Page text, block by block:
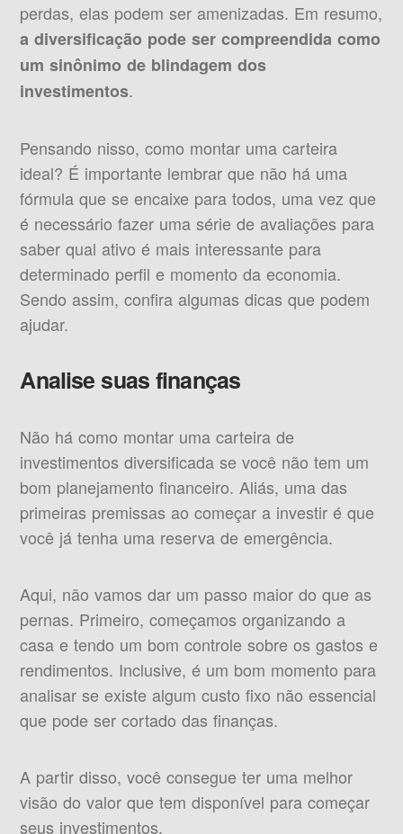
perdas, elas podem ser amenizadas. Em resumo,
a diversificação pode ser compreendida como
um sinônimo de blindagem dos
investimentos.
Pensando nisso, como montar uma carteira
ideal? É importante lembrar que não há uma
fórmula que se encaixe para todos, uma vez que
é necessário fazer uma série de avaliações para
saber qual ativo é mais interessante para
determinado perfil e momento da economia.
Sendo assim, confira algumas dicas que podem
ajudar.
Analise suas finanças
Não há como montar uma carteira de
investimentos diversificada se você não tem um
bom planejamento financeiro. Aliás, uma das
primeiras premissas ao começar a investir é que
você já tenha uma reserva de emergência.
Aqui, não vamos dar um passo maior do que as
pernas. Primeiro, começamos organizando a
casa e tendo um bom controle sobre os gastos e
rendimentos. Inclusive, é um bom momento para
analisar se existe algum custo fixo não essencial
que pode ser cortado das finanças.
A partir disso, você consegue ter uma melhor
visão do valor que tem disponível para começar
seus investimentos.